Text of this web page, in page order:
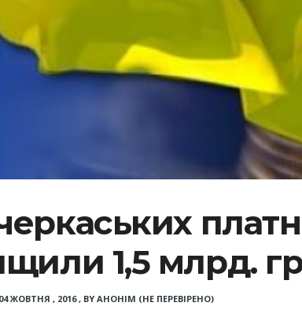
1,5 млрд.
04 ЖОВТНЯ , 2016, BY АНОНІМ (НЕ ПЕРЕВІРЕНО)